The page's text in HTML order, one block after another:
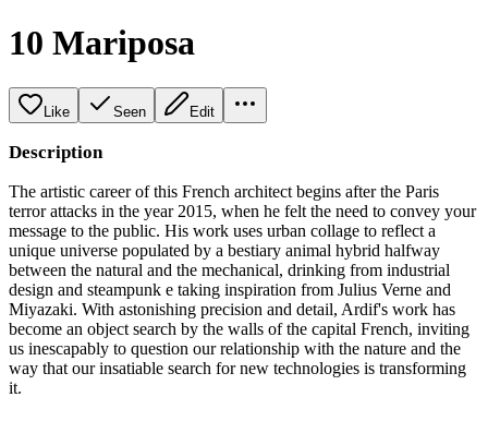
10 Mariposa
Like Seen Edit
Description
The artistic career of this French architect begins after the Paris
terror attacks in the year 2015, when he felt the need to convey your
message to the public. His work uses urban collage to reflect a
unique universe populated by a bestiary animal hybrid halfway
between the natural and the mechanical, drinking from industrial
design and steampunk e taking inspiration from Julius Verne and
Miyazaki. With astonishing precision and detail, Ardif's work has
become an object search by the walls of the capital French, inviting
us inescapably to question our relationship with the nature and the
way that our insatiable search for new technologies is transforming
it.